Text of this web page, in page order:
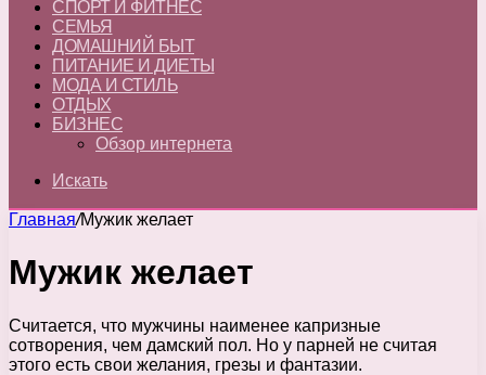
СПОРТ И ФИТНЕС
СЕМЬЯ
ДОМАШНИЙ БЫТ
ПИТАНИЕ И ДИЕТЫ
МОДА И СТИЛЬ
ОТДЫХ
БИЗНЕС
Обзор интернета
Искать
Главная/Мужик желает
Мужик желает
Считается, что мужчины наименее капризные
сотворения, чем дамский пол. Но у парней не считая
этого есть свои желания, грезы и фантазии.